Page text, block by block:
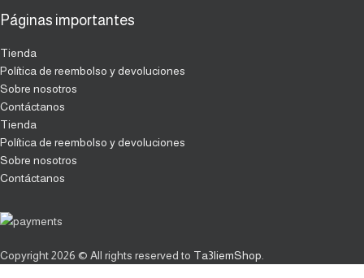
Páginas importantes
Tienda
Política de reembolso y devoluciones
Sobre nosotros
Contáctanos
Tienda
Política de reembolso y devoluciones
Sobre nosotros
Contáctanos
Copyright2026 © All rights reserved to Ta3liemShop